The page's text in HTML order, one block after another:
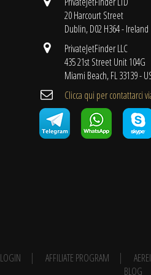
20 Harcourt Street
Dublin, D02 H364 - Ireland
PrivateJetFinder LLC
435 21st Street Unit 104G
Miami Beach, FL 33139 -
Clicca qui per contattarci
AFFILIATE PROGRAM AEREI
BLOG